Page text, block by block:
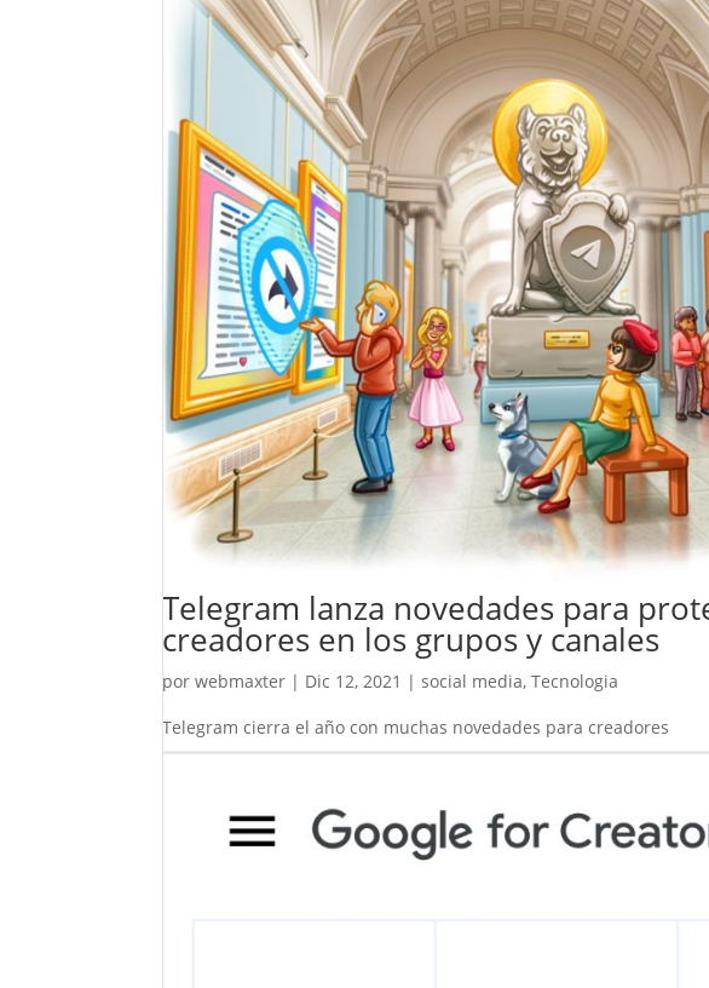
Telegram lanza novedades para
creadores en los grupos y canales
porwebmaxter | Dic 12, 2021 |social media,Tecnologia
Telegram cierra el año con muchas novedades para creadores